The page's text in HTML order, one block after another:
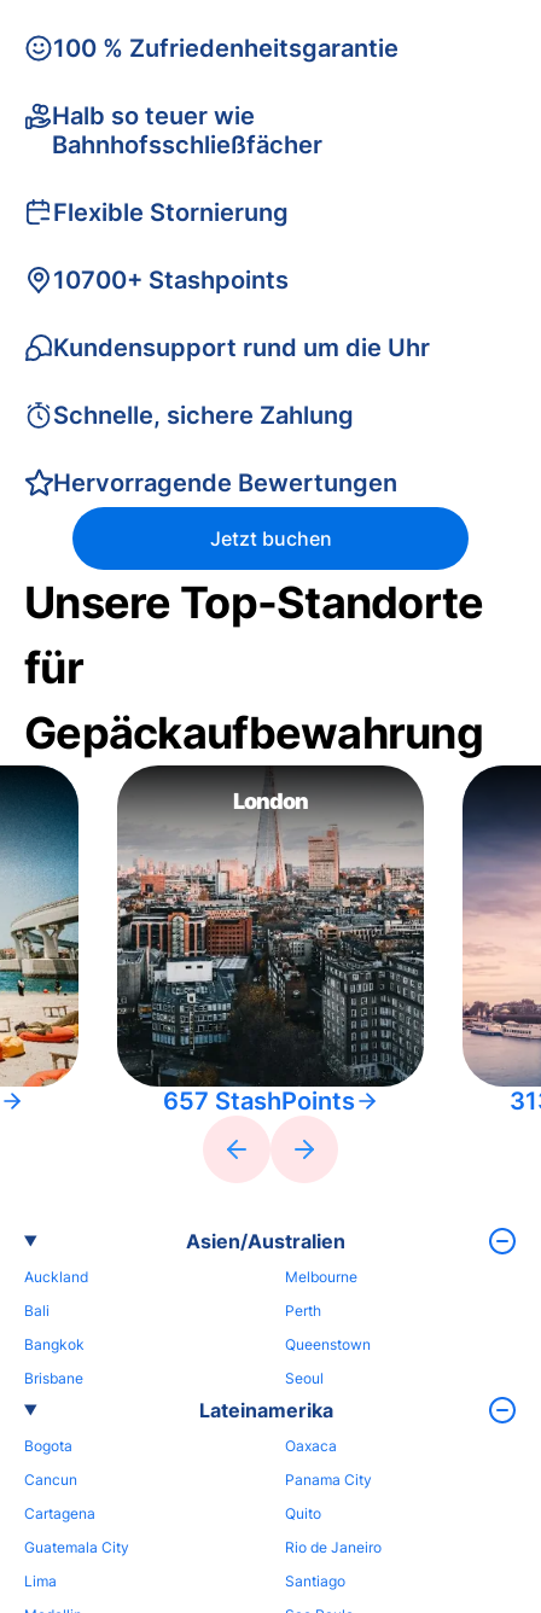
100 % Zufriedenheitsgarantie
Halb so teuer wie
Bahnhofsschließfächer
Flexible Stornierung
10700+ Stashpoints
Kundensupport rund um die Uhr
Schnelle, sichere Zahlung
Hervorragende Bewertungen
Jetzt buchen
Unsere Top-Standorte
für
Gepäckaufbewahrung
London
657 StashPoints
Asien/Australien
Auckland
Bali
Bangkok
Brisbane
Melbourne
Perth
Queenstown
Seoul
Lateinamerika
Bogota
Cancun
Cartagena
Guatemala City
Lima
Oaxaca
Panama City
Quito
Rio de Janeiro
Santiago